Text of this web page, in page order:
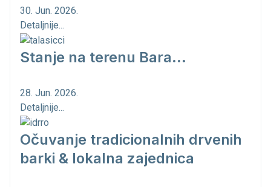
30. Jun. 2026.
Detaljnije...
Stanje na terenu Bara...
28. Jun. 2026.
Detaljnije...
Očuvanje tradicionalnih drvenih
barki & lokalna zajednica